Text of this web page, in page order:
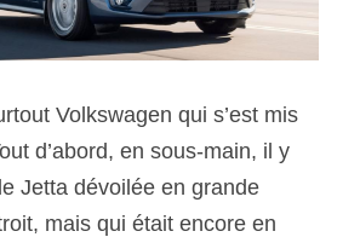
Volkswagen qui s’est mis
d’abord, en sous-main, il y
Jetta dévoilée en grande
mais qui était encore en